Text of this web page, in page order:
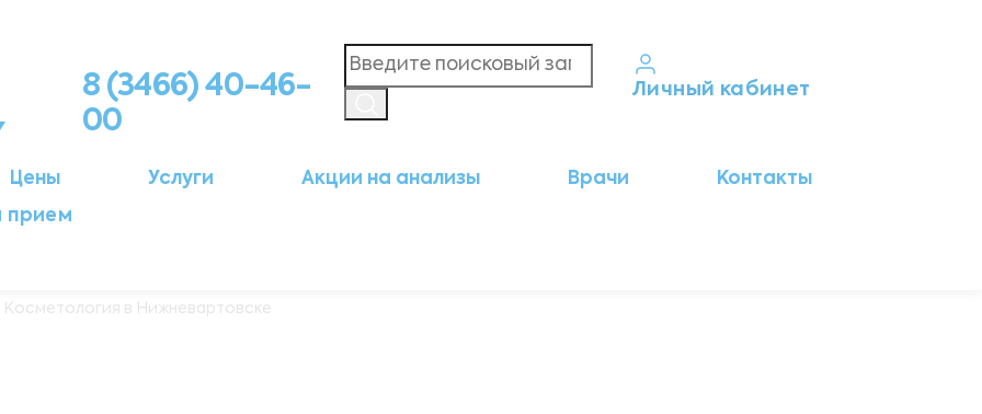
8 (3466) 40-46-
00
Личный кабинет
Цены Услуги Акции на анализы Врачи
Контакты
прием
Косметология в Нижневартовске